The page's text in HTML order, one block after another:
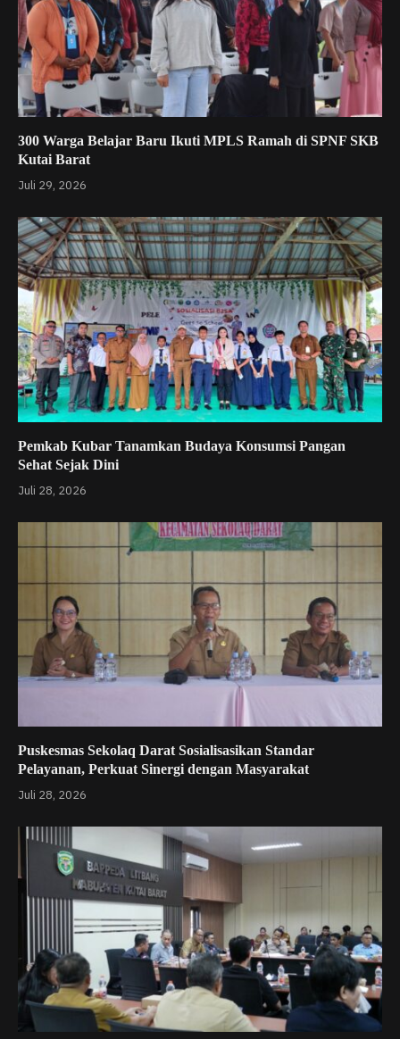
300 Warga Belajar Baru Ikuti MPLS Ramah di SPNF SKB
Kutai Barat
Juli 29, 2026
Pemkab Kubar Tanamkan Budaya Konsumsi Pangan
Sehat Sejak Dini
Juli 28, 2026
Puskesmas Sekolaq Darat Sosialisasikan Standar
Pelayanan, Perkuat Sinergi dengan Masyarakat
Juli 28, 2026